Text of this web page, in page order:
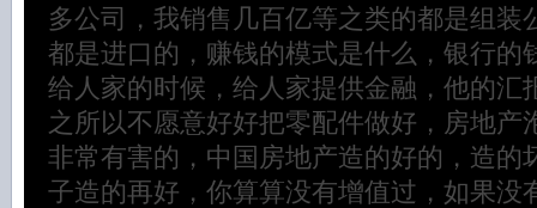
多公司，我销售几百亿等之类的都是组装
都是进口的，赚钱的模式是什么，银行的
给人家的时候，给人家提供金融，他的汇
之所以不愿意好好把零配件做好，房地产
非常有害的，中国房地产造的好的，造的
子造的再好，你算算没有增值过，如果没